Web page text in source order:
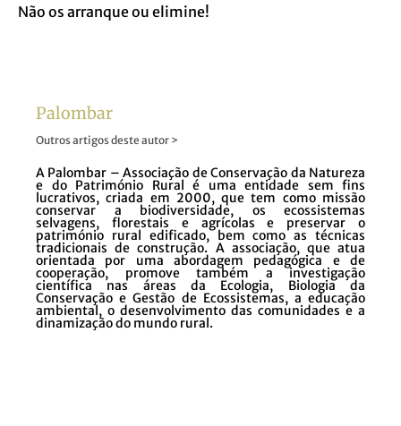
Não os arranque ou elimine!
Palombar
Outros artigos deste autor >
A Palombar – Associação de Conservação da Natureza
e do Património Rural é uma entidade sem fins
lucrativos, criada em 2000, que tem como missão
conservar a biodiversidade, os ecossistemas
selvagens, florestais e agrícolas e preservar o
património rural edificado, bem como as técnicas
tradicionais de construção. A associação, que atua
orientada por uma abordagem pedagógica e de
cooperação, promove também a investigação
científica nas áreas da Ecologia, Biologia da
Conservação e Gestão de Ecossistemas, a educação
ambiental, o desenvolvimento das comunidades e a
dinamização do mundo rural.